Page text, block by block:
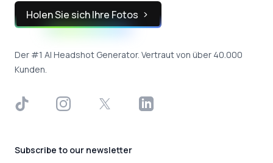
Holen Sie sich Ihre Fotos
Der #1 AI Headshot Generator. Vertraut von über 40.000
Kunden.
TikTok InstagramX LinkedIn
Subscribe to our newsletter